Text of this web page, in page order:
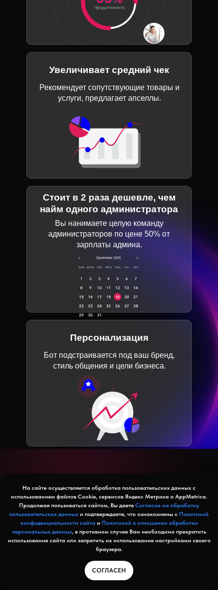
Персонализация
Рекомендует сопутствующие товары и
услуги, предлагает апселлы.
Увеличивает средний чек
Стоит в 2 раза дешевле, чем
найм одного администратора
Вы нанимаете целую команду
администраторов по цене 50% от
зарплаты админа.
Бот подстраивается под ваш бренд,
стиль общения и цели бизнеса.
Как это работает?
01 Регистрация
Настройка ИИ ассистента
На сайте осуществляется обработка пользовательских данных с
использованием файлов Cookie, сервисов Яндекс Метрика и AppMetrica.
Продолжая пользоваться сайтом, Вы даете Согласие на обработку
пользовательских данных и подтверждаете, что ознакомлены с Политикой
конфиденциальности сайтаи Политикой в отношении обработки
персональных данных, в противном случае Вам необходимо прекратить
использование сайта или запретить их использование настройками своего
браузера.
СОГЛАСЕН